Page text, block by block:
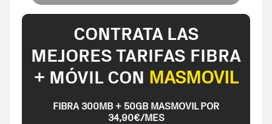
CONTRATA LAS
MEJORES TARIFAS FIBRA
+ MÓVIL CON MASMOVIL
FIBRA 300MB + 50GB MASMOVIL POR
34,90€/MES